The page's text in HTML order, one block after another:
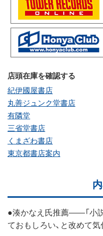
店頭在庫を確認する
紀伊國屋書店
丸善ジュンク堂書店
有隣堂
三省堂書店
くまざわ書店
東京都書店案内
●湊かなえ氏推薦――「小
ておもしろい、と改めて